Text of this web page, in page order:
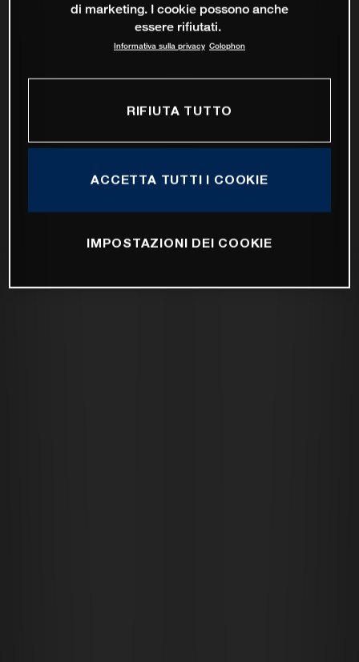
di marketing. I cookie possono anche
essere rifiutati.
Informativa sulla privacy Colophon
RIFIUTA TUTTO
ACCETTA TUTTI I COOKIE
IMPOSTAZIONI DEI COOKIE